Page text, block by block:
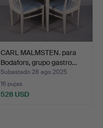
CARL MALMSTEN. para
Bodafors, grupo gastro…
Subastado 28 ago 2025
16 pujas
528 USD